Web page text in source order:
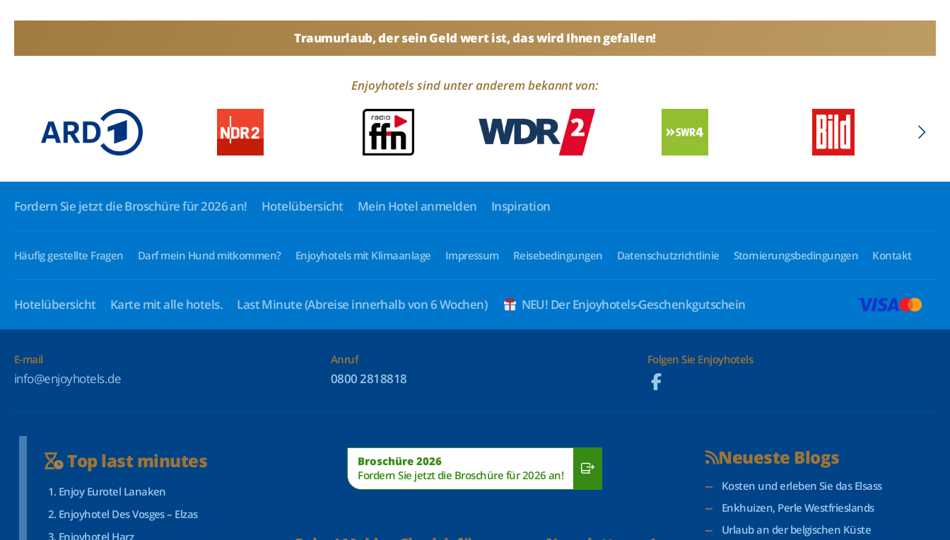
Traumurlaub, der sein Geld wert ist, das wird Ihnen gefallen!
Enjoyhotels sind unter anderem bekannt von:
Fordern Sie jetzt die Broschüre für 2026 an! Hotelübersicht Mein Hotel anmelden Inspiration
Häufig gestellte Fragen Darf mein Hund mitkommen? Enjoyhotels mit Klimaanlage Impressum Reisebedingungen Datenschutzrichtlinie Stornierungsbedingungen Kontakt
Hotelübersicht Karte mit alle hotels. Last Minute(Abreise innerhalb von 6 Wochen) NEU! Der Enjoyhotels-Geschenkgutschein
E-mail
info@enjoyhotels.de
Anruf
0800 2818818
Folgen Sie Enjoyhotels
Top last minutes
Enjoy Eurotel Lanaken
Enjoyhotel Des Vosges – Elzas
Enjoyhotel Harz
Broschüre 2026
Fordern Sie jetzt die Broschüre für 2026 an!
Neueste Blogs
Kosten und erleben Sie das Elsass
Enkhuizen, Perle Westfrieslands
Urlaub an der belgischen Küste